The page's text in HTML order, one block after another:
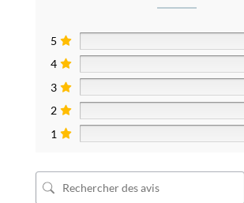
5
4
3
2
1